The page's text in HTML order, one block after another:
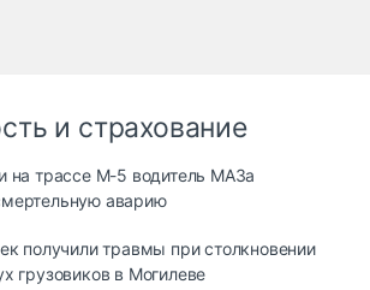
и страхование
на трассе М-5 водитель МАЗа
аварию
получили травмы при столкновении
грузовиков в Могилеве